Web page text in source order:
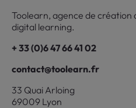
Toolearn, agence de création
digital learning.
+ 33 (0)6 47 66 41 02
contact@toolearn.fr
33 Quai Arloing
69009 Lyon